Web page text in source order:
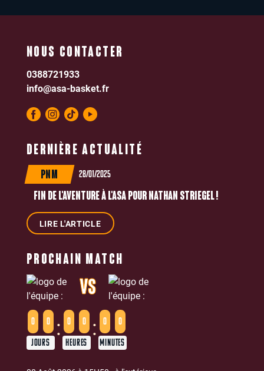
DERNIÈRE ACTUALITÉ
PNM 28/01/2025
FIN DE L'AVENTURE À L'ASA POUR NATHAN STRIEGEL !
LIRE L'ARTICLE
NOUS CONTACTER
0388721933
info@asa-basket.fr
PROCHAIN MATCH
0 0
JOURS
: 0 0
HEURES
: 0 0
MINUTES
VS